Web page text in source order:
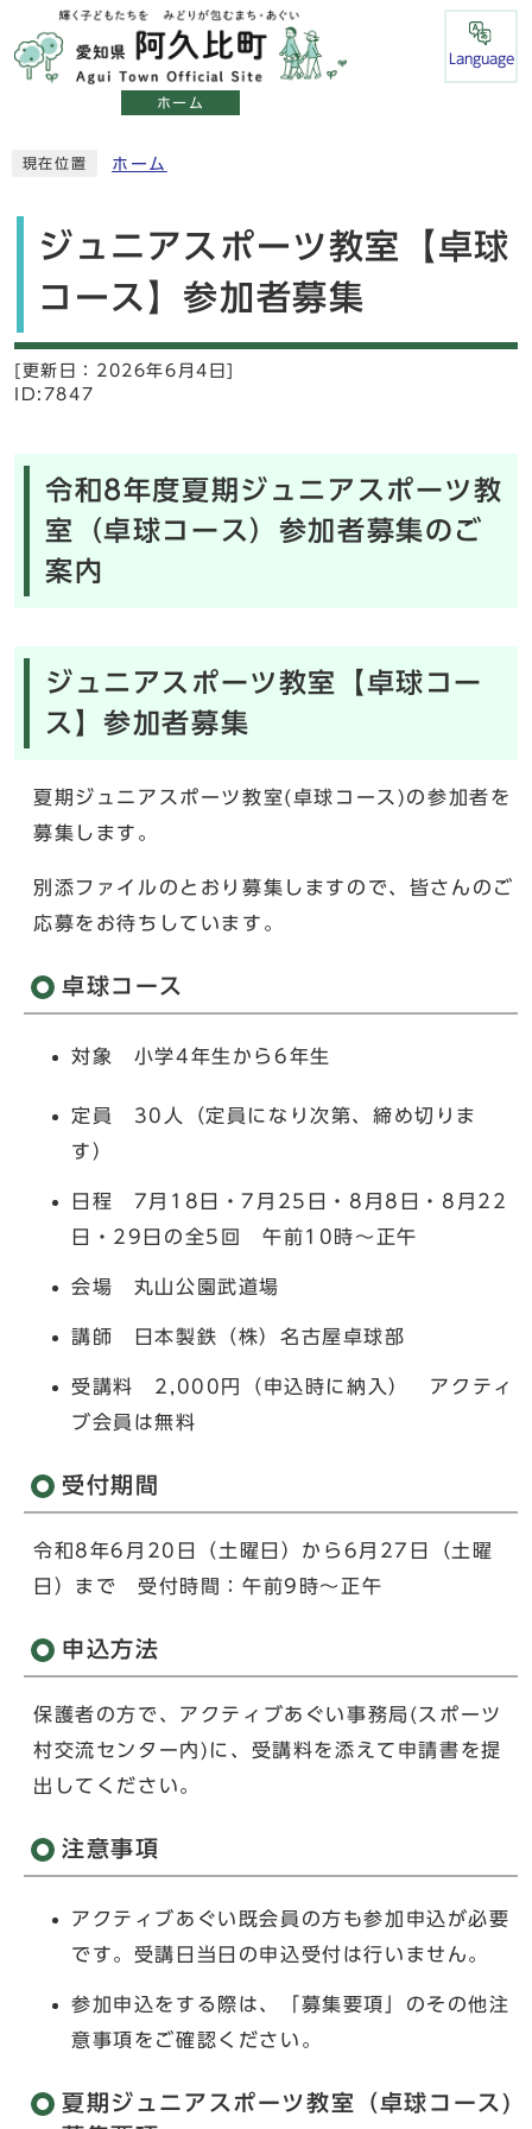
ホーム
Language
現在位置 ホーム
ジュニアスポーツ教室【卓球
コース】参加者募集
[更新日： 2026年6月4日]
ID:7847
令和8年度夏期ジュニアスポーツ教
室（卓球コース）参加者募集のご
案内
ジュニアスポーツ教室【卓球コー
ス】参加者募集
夏期ジュニアスポーツ教室(卓球コース)の参加者を
募集します。
別添ファイルのとおり募集しますので、皆さんのご
応募をお待ちしています。
卓球コース
対象 小学4年生から6年生
定員 30人（定員になり次第、締め切りま
す）
日程 7月18日・7月25日・8月8日・8月22
日・29日の全5回 午前10時～正午
会場 丸山公園武道場
講師 日本製鉄（株）名古屋卓球部
受講料 2,000円（申込時に納入） アクティ
ブ会員は無料
受付期間
令和8年6月20日（土曜日）から6月27日（土曜
日）まで 受付時間：午前9時～正午
申込方法
保護者の方で、アクティブあぐい事務局(スポーツ
村交流センター内)に、受講料を添えて申請書を提
出してください。
注意事項
アクティブあぐい既会員の方も参加申込が必要
です。受講日当日の申込受付は行いません。
参加申込をする際は、「募集要項」のその他注
意事項をご確認ください。
夏期ジュニアスポーツ教室（卓球コース)